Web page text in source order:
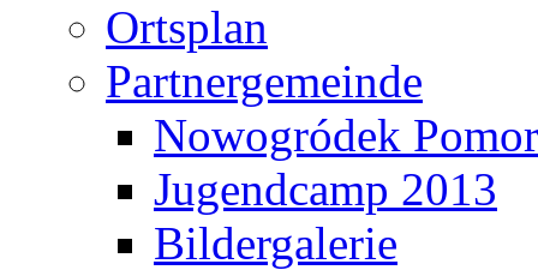
Ortsplan
Partnergemeinde
Nowogródek
Jugendcamp 2013
Bildergalerie